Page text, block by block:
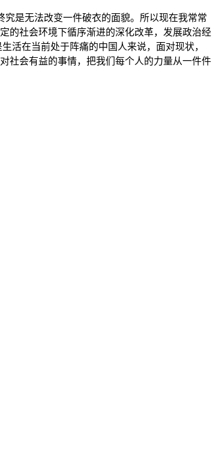
是无法改变一件破衣的面貌。所以现在我常常
的社会环境下循序渐进的深化改革，发展政治经
活在当前处于阵痛的中国人来说，面对现状，
社会有益的事情，把我们每个人的力量从一件件